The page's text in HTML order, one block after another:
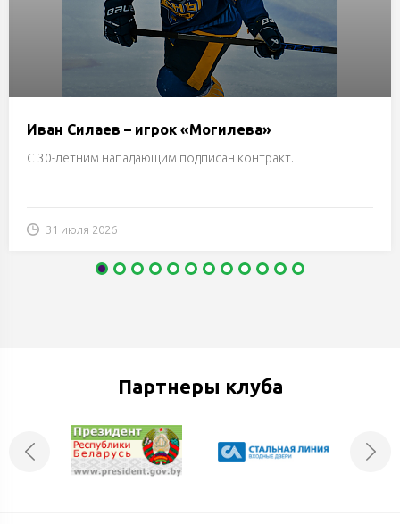
Иван Силаев – игрок «Могилева»
С 30-летним нападающим подписан контракт.
31 июля 2026
Партнеры клуба